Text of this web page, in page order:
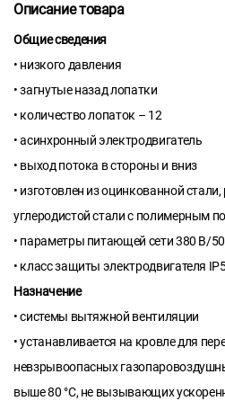
Описание товара
Общие сведения
• низкого давления
• загнутые назад лопатки
• количество лопаток – 12
• асинхронный электродвигатель
• выход потока в стороны и вниз
• изготовлен из оцинкованной
углеродистой стали с полимерным
• параметры питающей сети 380 В/
• класс защиты электродвигателя
Назначение
• системы вытяжной вентиляции
• устанавливается на кровле для
невзрывоопасных
выше 80 °С, не вызывающих